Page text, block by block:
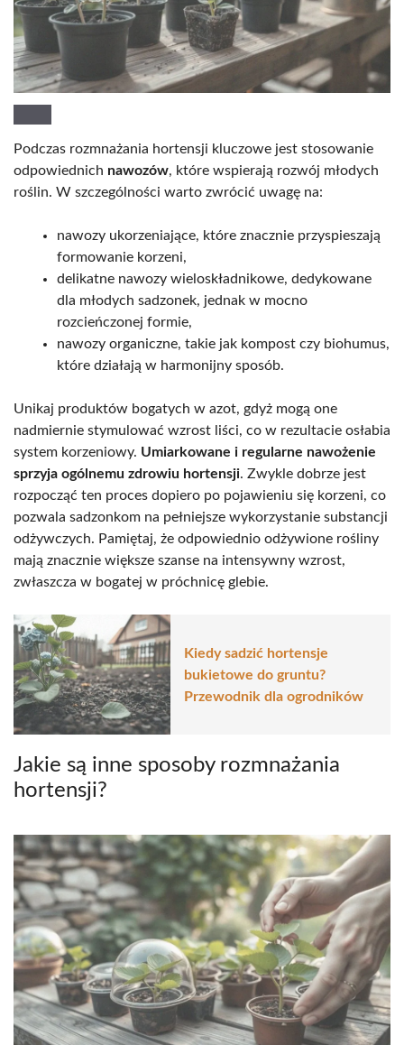
Podczas rozmnażania hortensji kluczowe jest stosowanie
odpowiednich nawozów, które wspierają rozwój młodych
roślin. W szczególności warto zwrócić uwagę na:
nawozy ukorzeniające, które znacznie przyspieszają
formowanie korzeni,
delikatne nawozy wieloskładnikowe, dedykowane
dla młodych sadzonek, jednak w mocno
rozcieńczonej formie,
nawozy organiczne, takie jak kompost czy biohumus,
które działają w harmonijny sposób.
Unikaj produktów bogatych w azot, gdyż mogą one
nadmiernie stymulować wzrost liści, co w rezultacie osłabia
system korzeniowy. Umiarkowane i regularne nawożenie
sprzyja ogólnemu zdrowiu hortensji. Zwykle dobrze jest
rozpocząć ten proces dopiero po pojawieniu się korzeni, co
pozwala sadzonkom na pełniejsze wykorzystanie substancji
odżywczych. Pamiętaj, że odpowiednio odżywione rośliny
mają znacznie większe szanse na intensywny wzrost,
zwłaszcza w bogatej w próchnicę glebie.
Kiedy sadzić hortensje
bukietowe do gruntu?
Przewodnik dla ogrodników
Jakie są inne sposoby rozmnażania
hortensji?